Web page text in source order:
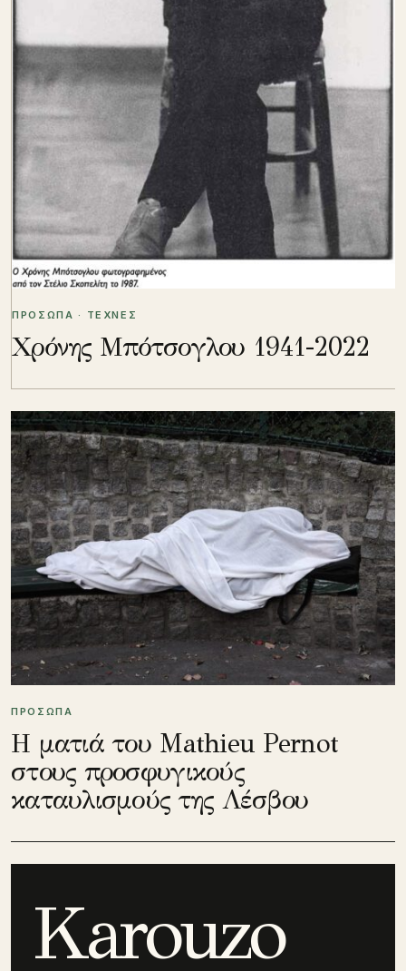
ΠΡΟΣΩΠΑ · ΤΕΧΝΕΣ
Χρόνης Μπότσογλου 1941-2022
ΠΡΟΣΩΠΑ
Η ματιά του Mathieu Pernot
στους προσφυγικούς
καταυλισμούς της Λέσβου
Karouzo